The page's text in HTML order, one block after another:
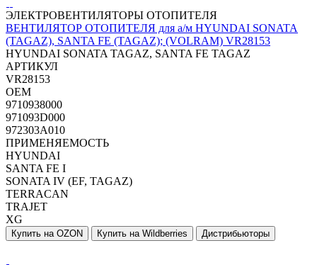
ЭЛЕКТРОВЕНТИЛЯТОРЫ ОТОПИТЕЛЯ
ВЕНТИЛЯТОР ОТОПИТЕЛЯ для а/м HYUNDAI SONATA
(TAGAZ), SANTA FE (TAGAZ); (VOLRAM) VR28153
HYUNDAI SONATA TAGAZ, SANTA FE TAGAZ
АРТИКУЛ
VR28153
OEM
9710938000
971093D000
972303A010
ПРИМЕНЯЕМОСТЬ
HYUNDAI
SANTA FE I
SONATA IV (EF, TAGAZ)
TERRACAN
TRAJET
XG
Купить на OZON Купить на Wildberries Дистрибьюторы